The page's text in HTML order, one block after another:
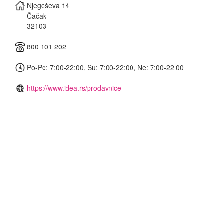
Njegoševa 14
Čačak
32103
800 101 202
Po-Pe: 7:00-22:00, Su: 7:00-22:00, Ne: 7:00-22:00
https://www.idea.rs/prodavnice